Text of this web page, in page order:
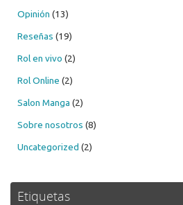
Opinión (13)
Reseñas (19)
Rol en vivo (2)
Rol Online (2)
Salon Manga (2)
Sobre nosotros (8)
Uncategorized (2)
Etiquetas